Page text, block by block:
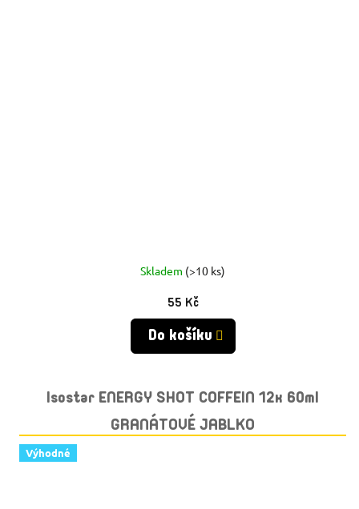
Skladem (>10 ks)
55 Kč
Do košíku
Isostar ENERGY SHOT COFFEIN 12x 60ml
GRANÁTOVÉ JABLKO
Výhodné